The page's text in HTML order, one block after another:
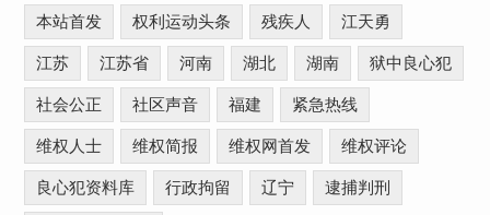
本站首发 权利运动头条 残疾人 江天勇
江苏 江苏省 河南 湖北 湖南 狱中良心犯
社会公正 社区声音 福建 紧急热线
维权人士 维权简报 维权网首发 维权评论
良心犯资料库 行政拘留 辽宁 逮捕判刑